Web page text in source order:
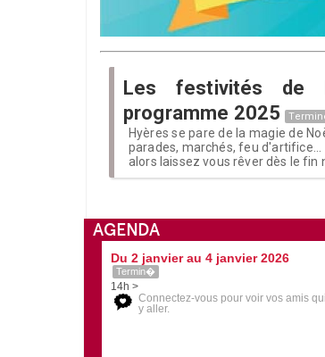
Les festivités de
programme 2025
Hyères se pare de la magie de
parades, marchés, feu
alors laissez vous rêver dès le fin
AGENDA
Du 2 janvier au 4 janvier 2026
Termin�
14h >
Connectez-vous pour voir vos amis
y aller.